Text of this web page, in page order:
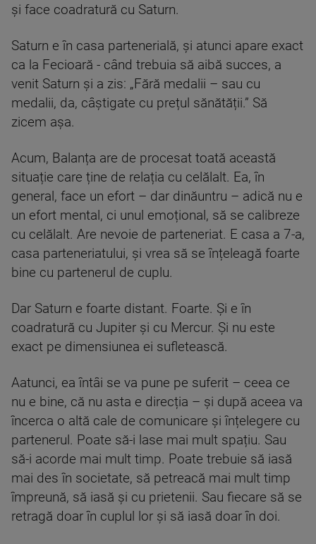
și face coadratură cu Saturn.
Saturn e în casa partenerială, și atunci apare exact
ca la Fecioară - când trebuia să aibă succes, a
venit Saturn și a zis: „Fără medalii – sau cu
medalii, da, câștigate cu prețul sănătății.” Să
zicem așa.
Acum, Balanța are de procesat toată această
situație care ține de relația cu celălalt. Ea, în
general, face un efort – dar dinăuntru – adică nu e
un efort mental, ci unul emoțional, să se calibreze
cu celălalt. Are nevoie de parteneriat. E casa a 7-a,
casa parteneriatului, și vrea să se înțeleagă foarte
bine cu partenerul de cuplu.
Dar Saturn e foarte distant. Foarte. Și e în
coadratură cu Jupiter și cu Mercur. Și nu este
exact pe dimensiunea ei sufletească.
Aatunci, ea întâi se va pune pe suferit – ceea ce
nu e bine, că nu asta e direcția – și după aceea va
încerca o altă cale de comunicare și înțelegere cu
partenerul. Poate să-i lase mai mult spațiu. Sau
să-i acorde mai mult timp. Poate trebuie să iasă
mai des în societate, să petreacă mai mult timp
împreună, să iasă și cu prietenii. Sau fiecare să se
retragă doar în cuplul lor și să iasă doar în doi.